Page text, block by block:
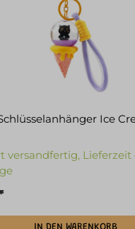
Ice
versandfertig, Lieferzeit